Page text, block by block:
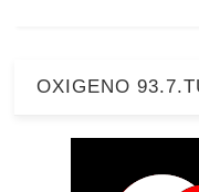
OXIGENO